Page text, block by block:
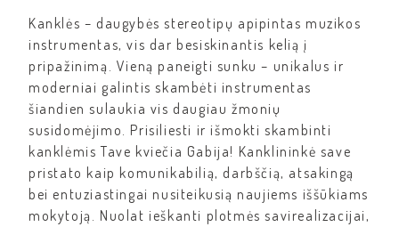
Kanklės – daugybės stereotipų apipintas muzikos
instrumentas, vis dar besiskinantis kelią į
pripažinimą. Vieną paneigti sunku – unikalus ir
moderniai galintis skambėti instrumentas
šiandien sulaukia vis daugiau žmonių
susidomėjimo. Prisiliesti ir išmokti skambinti
kanklėmis Tave kviečia Gabija! Kanklininkė save
pristato kaip komunikabilią, darbščią, atsakingą
bei entuziastingai nusiteikusią naujiems iššūkiams
mokytoją. Nuolat ieškanti plotmės savirealizacijai,